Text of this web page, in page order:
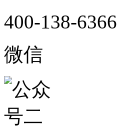
400-138-6366
微信